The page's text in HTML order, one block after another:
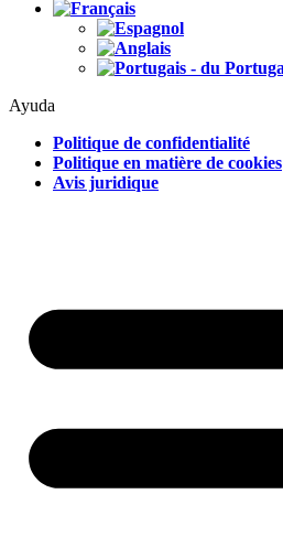
Ayuda
Politique de confidentialité
Politique en matière de cookies
Avis juridique